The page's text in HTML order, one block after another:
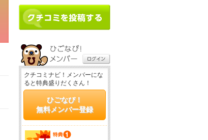
クチコミナビ！メンバーにな
ると特典盛りだくさん！
ひごなび！
無料メンバー登録